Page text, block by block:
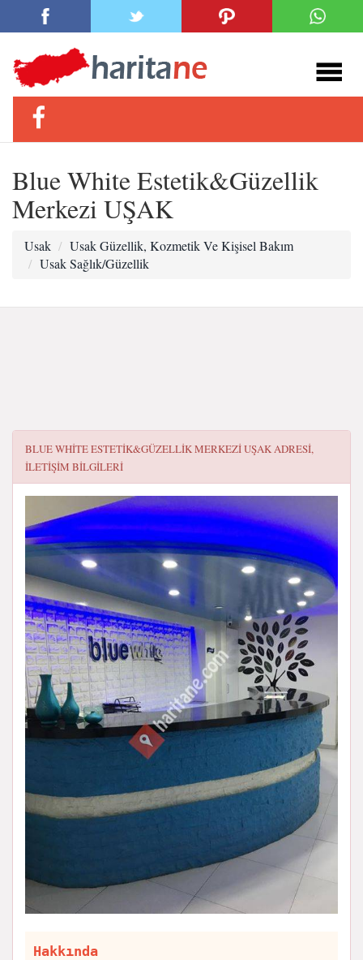
Blue White Estetik&Güzellik
Merkezi UŞAK
Usak
Usak Güzellik, Kozmetik Ve Kişisel Bakım
Usak Sağlık/Güzellik
BLUE WHITE ESTETIK&GÜZELLIK MERKEZI UŞAKADRESI,
ILETIŞIM BILGILERI
Hakkında